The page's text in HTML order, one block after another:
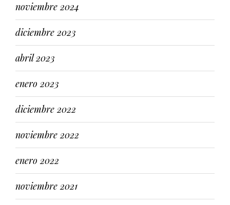
noviembre 2024
diciembre 2023
abril 2023
enero 2023
diciembre 2022
noviembre 2022
enero 2022
noviembre 2021